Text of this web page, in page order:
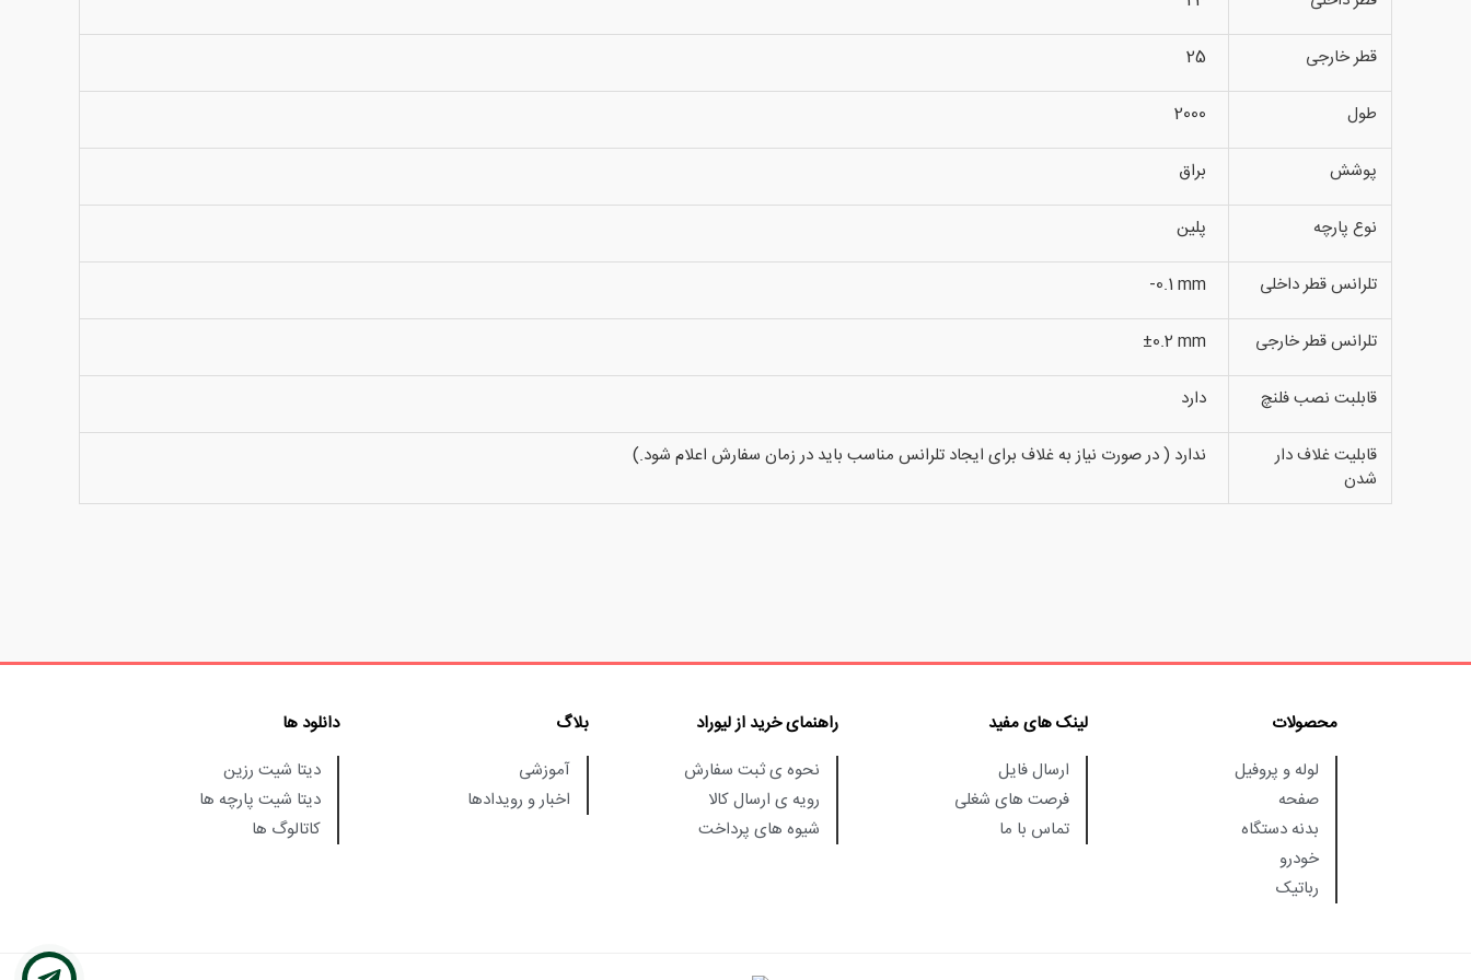
قطر خارجی 25
طول 2000
پوشش براق
نوع پارچه پلین
تلرانس قطر داخلی -0.1 mm
تلرانس قطر خارجی ±0.2 mm
قابلبت نصب فلنچ دارد
قابلیت غلاف دار
شدن
ندارد ( در صورت نیاز به غلاف برای ایجاد تلرانس مناسب باید در زمان سفارش اعلام شود.)
محصولات
لوله و پروفیل
صفحه
بدنه دستگاه
خودرو
رباتیک
لینک های مفید
ارسال فایل
فرصت های شغلی
تماس با ما
راهنمای خرید از لیوراد
نحوه ی ثبت سفارش
رویه ی ارسال کالا
شیوه های پرداخت
بلاگ
آموزشی
اخبار و رویدادها
دانلود ها
دیتا شیت رزین
دیتا شیت پارچه ها
کاتالوگ ها